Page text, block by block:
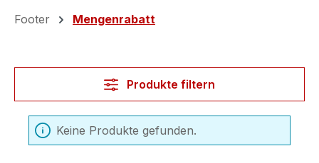
Footer Mengenrabatt
Produkte filtern
Keine Produkte gefunden.